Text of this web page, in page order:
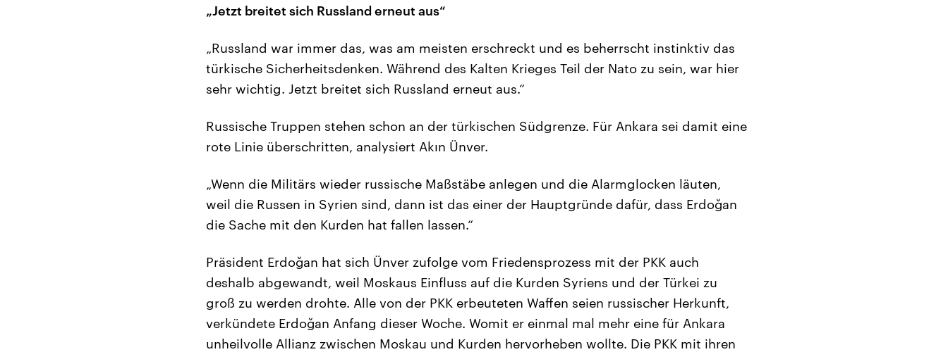
„Jetzt breitet sich Russland erneut aus“
„Russland war immer das, was am meisten erschreckt und es beherrscht instinktiv das
türkische Sicherheitsdenken. Während des Kalten Krieges Teil der Nato zu sein, war hier
sehr wichtig. Jetzt breitet sich Russland erneut aus.“
Russische Truppen stehen schon an der türkischen Südgrenze. Für Ankara sei damit eine
rote Linie überschritten, analysiert Akın Ünver.
„Wenn die Militärs wieder russische Maßstäbe anlegen und die Alarmglocken läuten,
weil die Russen in Syrien sind, dann ist das einer der Hauptgründe dafür, dass Erdoğan
die Sache mit den Kurden hat fallen lassen.“
Präsident Erdoğan hat sich Ünver zufolge vom Friedensprozess mit der PKK auch
deshalb abgewandt, weil Moskaus Einfluss auf die Kurden Syriens und der Türkei zu
groß zu werden drohte. Alle von der PKK erbeuteten Waffen seien russischer Herkunft,
verkündete Erdoğan Anfang dieser Woche. Womit er einmal mal mehr eine für Ankara
unheilvolle Allianz zwischen Moskau und Kurden hervorheben wollte. Die PKK mit ihren